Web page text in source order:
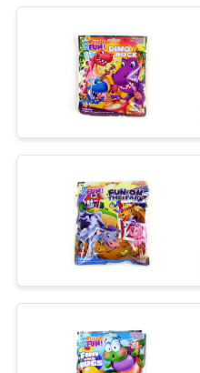
Spiraal
boek
De Druk
jonge